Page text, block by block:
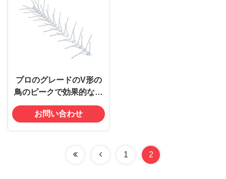
プロのグレードのV形の
鳥のピークで効果的な鳥
を抑える
お問い合わせ
1 2